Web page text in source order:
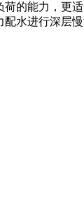
的能力，更
水进行深层慢